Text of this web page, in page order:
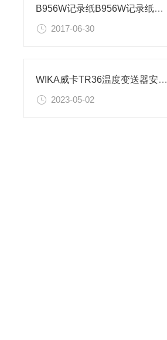
B956W记录纸B956W记录纸B956W规格
2017-06-30
WIKA威卡TR36温度变送器安装及接线说明
2023-05-02